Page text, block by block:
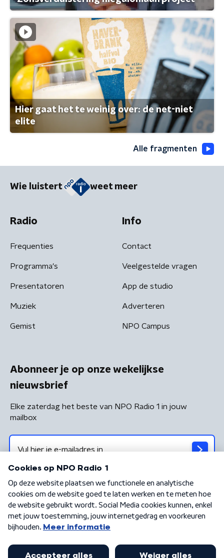
Hier gaat het te weinig over: de net-niet
elite
Alle fragmenten
Wie luistert weet meer
Radio
Frequenties
Programma's
Presentatoren
Muziek
Gemist
Info
Contact
Veelgestelde vragen
App de studio
Adverteren
NPO Campus
Abonneer je op onze wekelijkse
nieuwsbrief
Elke zaterdag het beste van NPO Radio 1 in jouw
mailbox
Algemene voorwaarden Privacybeleid